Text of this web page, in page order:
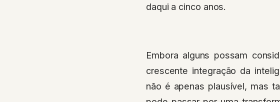
daqui a cinco anos.
Embora alguns possam
crescente integração da
não é apenas plausível, mas